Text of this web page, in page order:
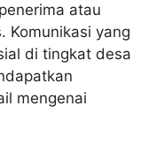
atau
Komunikasi yang
di tingkat desa
mengenai